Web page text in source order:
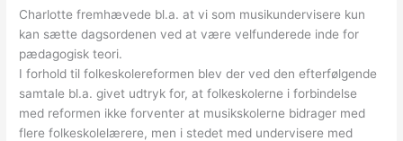
Charlotte fremhævede bl.a. at vi som musikundervisere kun
kan sætte dagsordenen ved at være velfunderede inde for
pædagogisk teori.
I forhold til folkeskolereformen blev der ved den efterfølgende
samtale bl.a. givet udtryk for, at folkeskolerne i forbindelse
med reformen ikke forventer at musikskolerne bidrager med
flere folkeskolelærere, men i stedet med undervisere med